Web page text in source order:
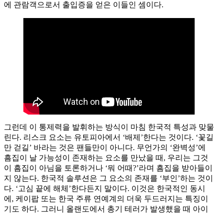
에 관람객으로서 출입증을 얻은 이들인 셈이다.
그런데 이 통제력을 발휘하는 방식이 마침 한국적 특성과 맞물
린다. 리스크 요소는 유토피아에서 ‘배제’한다는 것이다. ‘꽃길
만 걷길’ 바라는 것은 팬들만이 아니다. 무언가의 ‘완벽성’에
흠집이 날 가능성이 존재하는 요소를 만났을 때, 우리는 그것
이 흠집이 아님을 토론하거나 ‘뭐 어때?’라며 흠집을 받아들이
지 않는다. 한국적 솔루션은 그 요소의 존재를 ‘부인’하는 것이
다. ‘고심 끝에 해체’한다든지 말이다. 이것은 한국적인 동시
에, 케이팝 또는 한국 주류 연예계의 더욱 두드러지는 특징이
기도 하다. 그러니 올랜도에서 총기 테러가 발생했을 때 아이